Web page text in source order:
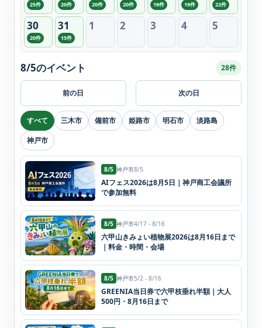
25件 20件 20件 20件 19件 19件 22件
30
20件
31
15件
1 2 3 4 5
前の日
8/5のイベント 28件
次の日
すべて 三木市 備前市 姫路市 明石市
淡路島
神戸市
8/5 神戸市8/5
AIフェス2026は8月5日｜神戸商工会議所
で参加無料
8/5 神戸市4/17 - 8/16
六甲山きみょい植物展2026は8月16日まで
｜料金・時間・会場
8/5 神戸市5/2 - 8/16
GREENIA当日券で六甲枝垂れ半額｜大人
500円・8月16日まで